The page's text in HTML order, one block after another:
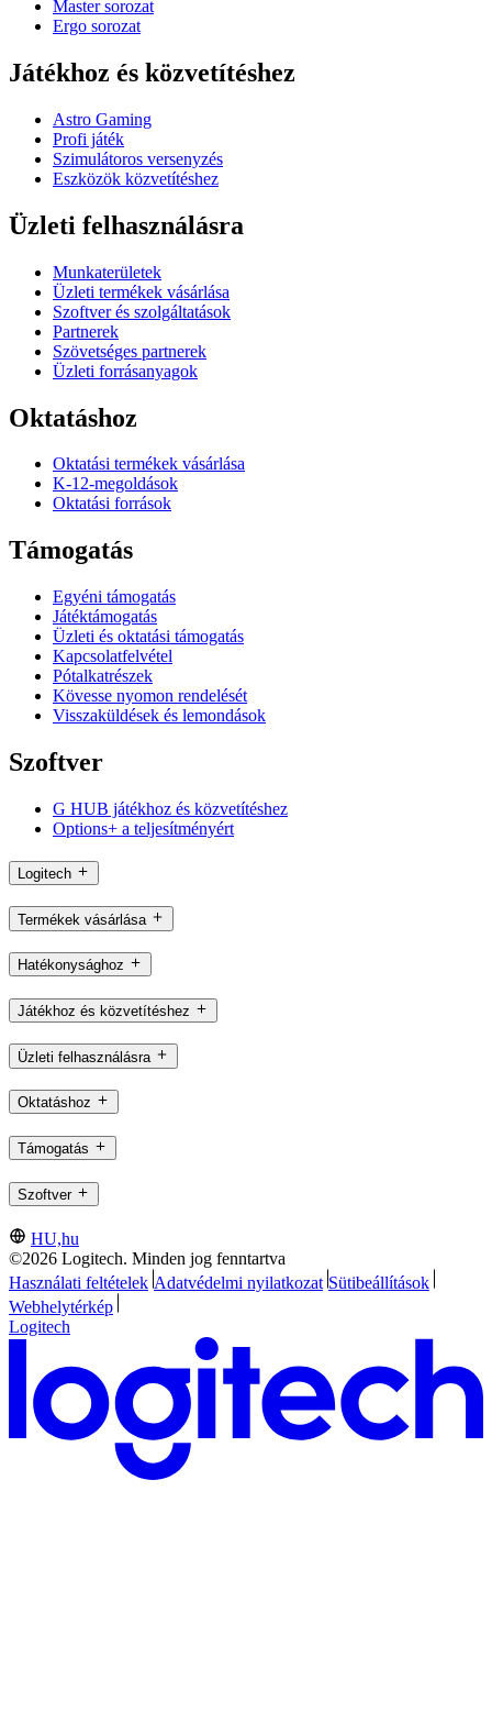
Master sorozat
Ergo sorozat
Játékhoz és közvetítéshez
Astro Gaming
Profi játék
Szimulátoros versenyzés
Eszközök közvetítéshez
Üzleti felhasználásra
Munkaterületek
Üzleti termékek vásárlása
Szoftver és szolgáltatások
Partnerek
Szövetséges partnerek
Üzleti forrásanyagok
Oktatáshoz
Oktatási termékek vásárlása
K-12-megoldások
Oktatási források
Támogatás
Egyéni támogatás
Játéktámogatás
Üzleti és oktatási támogatás
Kapcsolatfelvétel
Pótalkatrészek
Kövesse nyomon rendelését
Visszaküldések és lemondások
Szoftver
G HUB játékhoz és közvetítéshez
Options+ a teljesítményért
Logitech
Termékek vásárlása
Hatékonysághoz
Játékhoz és közvetítéshez
Üzleti felhasználásra
Oktatáshoz
Támogatás
Szoftver
HU,hu
©2026 Logitech. Minden jog fenntartva
Használati feltételek Adatvédelmi nyilatkozat Sütibeállítások
Webhelytérkép
Logitech